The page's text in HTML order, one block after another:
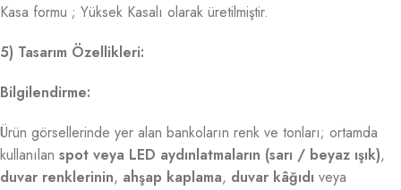
Kasa formu ; Yüksek Kasalı olarak üretilmiştir.
5) Tasarım Özellikleri:
Bilgilendirme:
Ürün görsellerinde yer alan bankoların renk ve tonları; ortamda
kullanılan spot veya LED aydınlatmaların (sarı / beyaz ışık),
duvar renklerinin, ahşap kaplama, duvar kâğıdı veya